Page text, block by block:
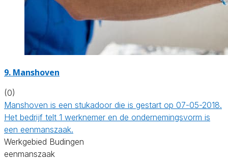
9. Manshoven
(0)
Manshoven is een stukadoor die is gestart op 07-05-2018.
Het bedrijf telt 1 werknemer en de ondernemingsvorm is
een eenmanszaak.
Werkgebied Budingen
eenmanszaak